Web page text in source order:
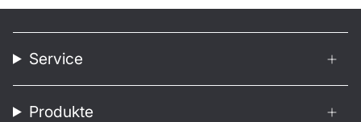
Service
Produkte